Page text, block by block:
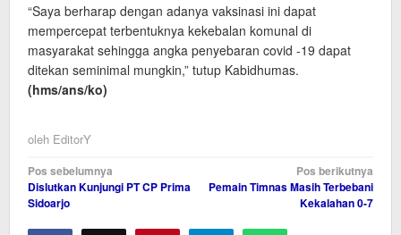
“Saya berharap dengan adanya vaksinasi ini dapat
mempercepat terbentuknya kekebalan komunal di
masyarakat sehingga angka penyebaran covid -19 dapat
ditekan seminimal mungkin,” tutup Kabidhumas.
(hms/ans/ko)
oleh EditorY
Navigasi
pos
Pos sebelumnya
Dislutkan Kunjungi PT CP Prima
Sidoarjo
Pos berikutnya
Pemain Timnas Masih Terbebani
Kekalahan 0-7